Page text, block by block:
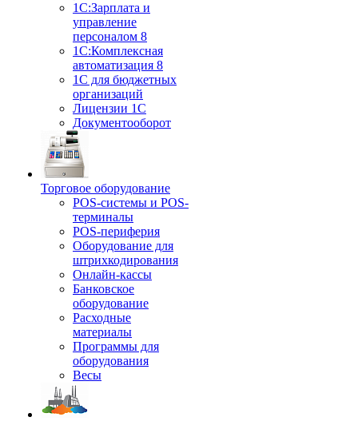
1С:Зарплата и
управление
персоналом 8
1C:Комплексная
автоматизация 8
1С для бюджетных
организаций
Лицензии 1С
Документооборот
Торговое оборудование
POS-системы и POS-
терминалы
POS-периферия
Оборудование для
штрихкодирования
Онлайн-кассы
Банковское
оборудование
Расходные
материалы
Программы для
оборудования
Весы